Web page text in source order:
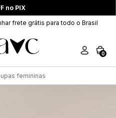
no PIX
frete grátis para todo o Brasil
0
femininas